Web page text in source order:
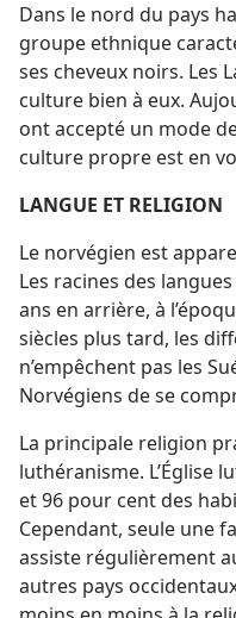
Dans le nord du pays
groupe ethnique
ses cheveux noirs. Les
culture bien à eux.
ont accepté un mode
culture propre est en
LANGUE ET RELIGION
Le norvégien est
Les racines des
ans en arrière, à
siècles plus tard, les
n’empêchent pas les
Norvégiens de se
La principale religion
luthéranisme. L’Église
et 96 pour cent des
Cependant, seule une
assiste régulièrement
autres pays